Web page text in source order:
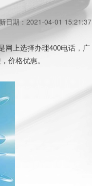
日期：2021-04-01 15:21:37
网上选择办理400电话，广
价格优惠。